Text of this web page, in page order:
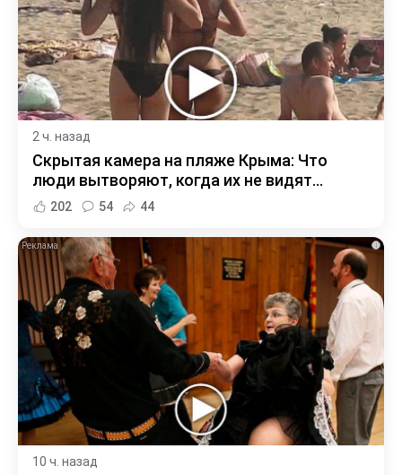
2 ч. назад
Скрытая камера на пляже Крыма: Что
люди вытворяют, когда их не видят...
202 54 44
i
10 ч. назад